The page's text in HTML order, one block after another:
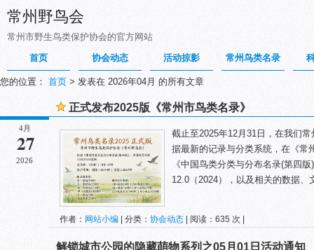
常州野鸟会
常州市野生鸟类保护协会的官方网站
首页
协会动态 活动掠影 常州鸟类名录
您的位置： 首页 > 发表在 2026年04月 的所有文章
4月
27
2026
正式发布2025版《常州市鸟类名录》
截止至2025年12月31日，在我们
据最新的记录与分类系统，在《常
《中国鸟类分类与分布名录(第四
12.0（2024），以及相关的数据
作者： 网站小编 | 分类： 协会动态 | 阅读：635 次 |
解锁城市公园的隐藏萌物系列之05月01日活动通知